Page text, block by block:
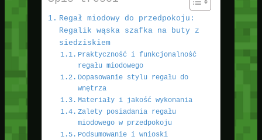
Regał miodowy do przedpokoju:
Regalik wąska szafka na buty z
siedziskiem
Praktyczność i funkcjonalność
regału miodowego
Dopasowanie stylu regału do
wnętrza
Materiały i jakość wykonania
Zalety posiadania regału
miodowego w przedpokoju
Podsumowanie i wnioski